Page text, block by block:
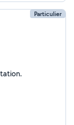
Particulier
ma présentation.